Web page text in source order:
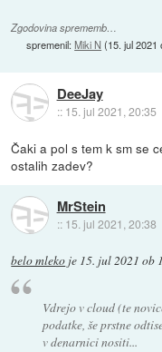
Zgodovina sprememb…
spremenil:Miki N (15. jul 2021
DeeJay
:: 15. jul 2021, 20:35
Čaki a pol s tem k sm se
ostalih zadev?
MrStein
:: 15. jul 2021, 20:38
belo mleko je 15. jul 2021 ob
Vdrejo v cloud (te
podatke, še prstne
v denarnici nositi...